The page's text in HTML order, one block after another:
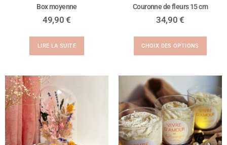
Box moyenne
49,90€
LIRE LA SUITE
Couronne de fleurs 15 cm
34,90€
CHOIX DES OPTIONS